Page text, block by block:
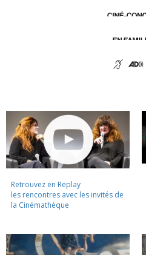
Retrouvez en Replay
les rencontres avec les invités de
la Cinémathèque